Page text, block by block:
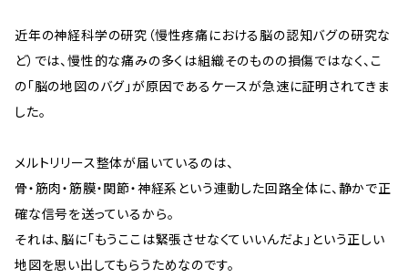
近年の神経科学の研究（慢性疼痛における脳の認知バグの研究な
ど）では、慢性的な痛みの多くは組織そのものの損傷ではなく、こ
の「脳の地図のバグ」が原因であるケースが急速に証明されてきま
した。
メルトリリース整体が届いているのは、
骨・筋肉・筋膜・関節・神経系という連動した回路全体に、静かで正
確な信号を送っているから。
それは、脳に「もうここは緊張させなくていいんだよ」という正しい
地図を思い出してもらうためなのです。